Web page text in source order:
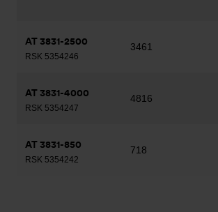
AT 3831-2500
RSK 5354246
3461
AT 3831-4000
RSK 5354247
4816
AT 3831-850
RSK 5354242
718